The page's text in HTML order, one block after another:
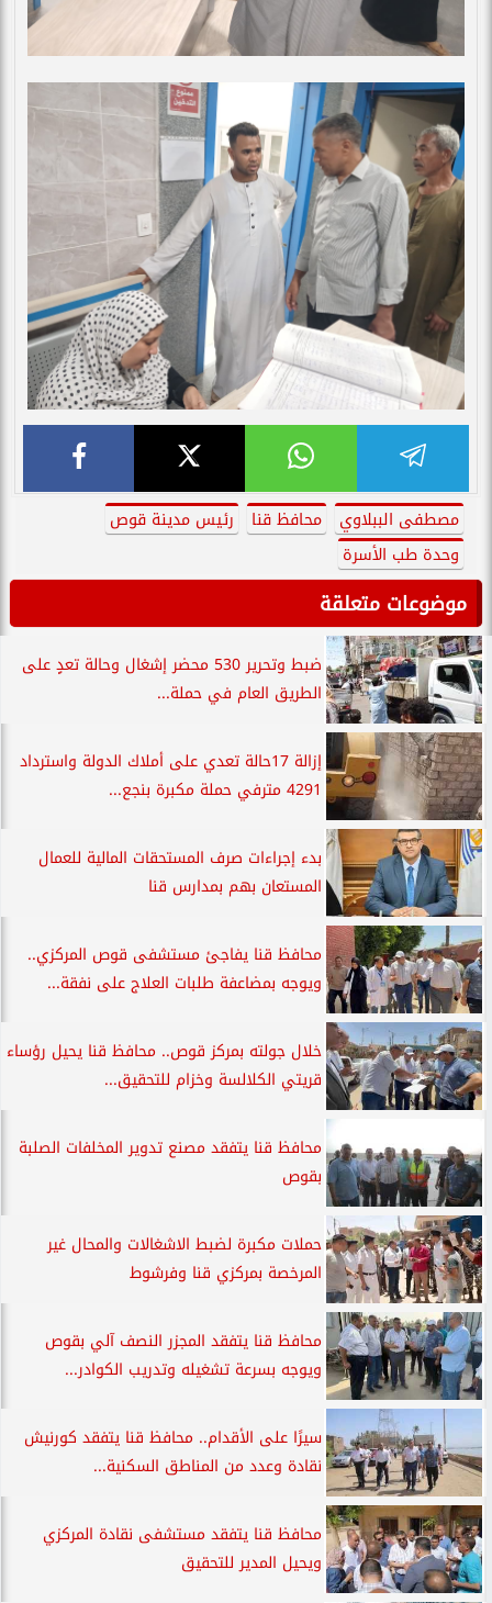
مصطفى الببلاوي محافظ قنا
رئيس مدينة قوص
وحدة طب الأسرة
موضوعات متعلقة
ضبط وتحرير 530 محضر إشغال وحالة تعدٍ على
الطريق العام في حملة...
إزالة 17حالة تعدي على أملاك الدولة واسترداد
4291 مترفي حملة مكبرة بنجع...
بدء إجراءات صرف المستحقات المالية للعمال
المستعان بهم بمدارس قنا
محافظ قنا يفاجئ مستشفى قوص المركزي..
ويوجه بمضاعفة طلبات العلاج على نفقة...
خلال جولته بمركز قوص.. محافظ قنا يحيل رؤساء
قريتي الكلالسة وخزام للتحقيق...
محافظ قنا يتفقد مصنع تدوير المخلفات الصلبة
بقوص
حملات مكبرة لضبط الاشغالات والمحال غير
المرخصة بمركزي قنا وفرشوط
محافظ قنا يتفقد المجزر النصف آلي بقوص
ويوجه بسرعة تشغيله وتدريب الكوادر...
سيرًا على الأقدام.. محافظ قنا يتفقد كورنيش
نقادة وعدد من المناطق السكنية...
محافظ قنا يتفقد مستشفى نقادة المركزي
ويحيل المدير للتحقيق